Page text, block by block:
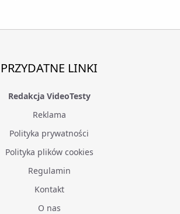
PRZYDATNE LINKI
Redakcja VideoTesty
Reklama
Polityka prywatności
Polityka plików cookies
Regulamin
Kontakt
O nas